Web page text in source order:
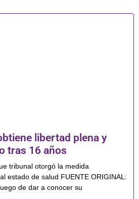
libertad plena y
tras 16 años
tribunal otorgó la medida
estado de salud FUENTE ORIGINAL:
de dar a conocer su